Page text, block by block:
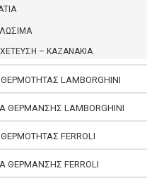
– ΚΑΖΑΝΑΚΙΑ
LAMBORGHINI
ΘΕΡΜΑΝΣΗΣ LAMBORGHINI
FERROLI
ΘΕΡΜΑΝΣΗΣ FERROLI